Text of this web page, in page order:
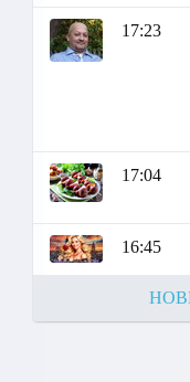
17:23
17:04
16:45